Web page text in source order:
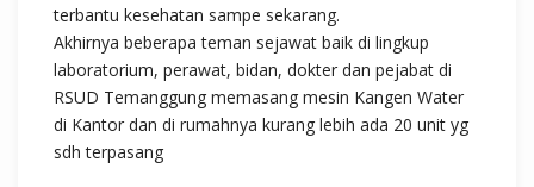
terbantu kesehatan sampe sekarang.
Akhirnya beberapa teman sejawat baik di lingkup
laboratorium, perawat, bidan, dokter dan pejabat di
RSUD Temanggung memasang mesin Kangen Water
di Kantor dan di rumahnya kurang lebih ada 20 unit yg
sdh terpasang